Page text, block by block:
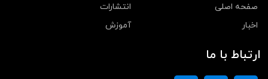
صفحه اصلی
انتشارات
اخبار
آموزش
ارتباط با ما